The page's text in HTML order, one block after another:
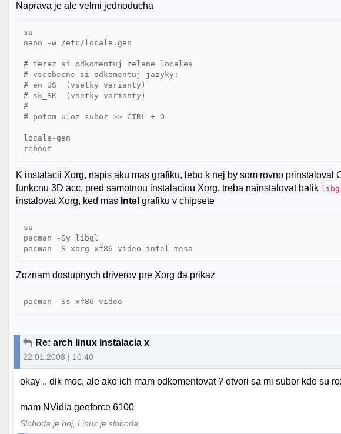
Naprava je ale velmi jednoducha
su
nano -w /etc/locale.gen
# teraz si odkomentuj zelane locales
# vseobecne si odkomentuj jazyky:
# en_US  (vsetky varianty)
# sk_SK  (vsetky varianty)
#
# potom uloz subor >> CTRL + O
locale-gen
K instalacii Xorg, napis aku mas grafiku, lebo k nej by som rovno prinstaloval
funkcnu 3D acc, pred samotnou instalaciou Xorg, treba nainstalovat balik
instalovat Xorg, ked mas Intel grafiku v chipsete
su
pacman -Sy libgl
pacman -S xorg xf86-video-intel mesa
Zoznam dostupnych driverov pre Xorg da prikaz
pacman -Ss xf86-video
Re: arch linux instalacia x
22.01.2008 | 10:40
okay .. dik moc, ale ako ich mam odkomentovat ? otvori sa mi subor kde su
mam NVidia geeforce 6100
Sloboda je boj, Linux je sloboda.